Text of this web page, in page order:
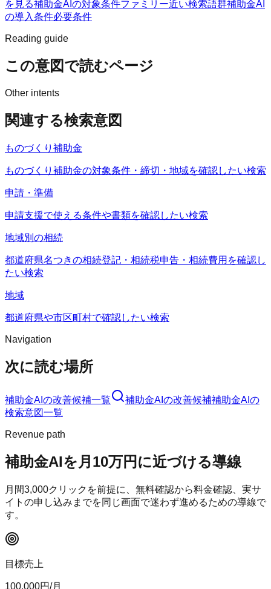
を見る補助金AIの対象条件ファミリー近い検索語群補助金AI
の導入条件必要条件
Reading guide
この意図で読むページ
Other intents
関連する検索意図
ものづくり補助金
ものづくり補助金の対象条件・締切・地域を確認したい検索
申請・準備
申請支援で使える条件や書類を確認したい検索
地域別の相続
都道府県名つきの相続登記・相続税申告・相続費用を確認し
たい検索
地域
都道府県や市区町村で確認したい検索
Navigation
次に読む場所
補助金AI の改善候補一覧 補助金AI の改善候補補助金AI の
検索意図一覧
Revenue path
補助金AIを月10万円に近づける導線
月間3,000クリックを前提に、無料確認から料金確認、実サ
イトの申し込みまでを同じ画面で迷わず進めるための導線で
す。
目標売上
100,000円/月